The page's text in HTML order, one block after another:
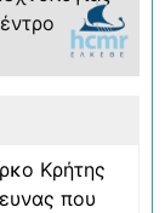
Κρήτης
που